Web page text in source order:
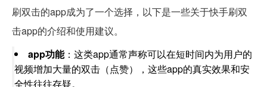
刷双击的app成为了一个选择，以下是一些关于快手刷双
击app的介绍和使用建议。
app功能：这类app通常声称可以在短时间内为用户的
视频增加大量的双击（点赞），这些app的真实效果和安
全性往往存疑。